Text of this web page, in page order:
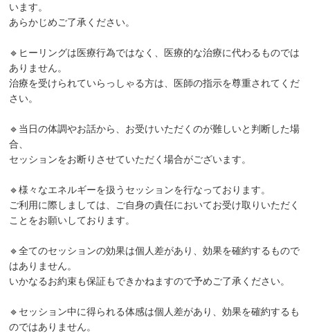
います。
あらかじめご了承ください。
🔹ヒーリングは医療行為ではなく、医療的な治療に代わるものでは
ありません。
治療を受けられていらっしゃる方は、医師の指示を尊重されてくだ
さい。
🔹当日の体調やお話から、お受けいただくのが難しいと判断した場
合、
セッションをお断りさせていただく場合がございます。
🔹様々なエネルギーを扱うセッションを行なっております。
ご利用に際しましては、ご自身の責任においてお受け取りいただく
ことをお願いしております。
🔹全てのセッションの効果は個人差があり、効果を確約するもので
はありません。
いかなるお約束も保証もできかねますので予めご了承ください。
🔹セッション中に得られる体感は個人差があり、効果を確約するも
のではありません。